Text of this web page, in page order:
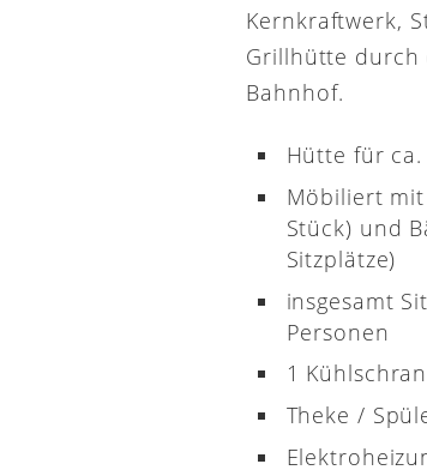
Kernkraftwerk,
Grillhütte durch
Bahnhof.
Hütte für
Möbiliert mit
Stück) und
Sitzplätze)
insgesamt
Personen
1
Theke /